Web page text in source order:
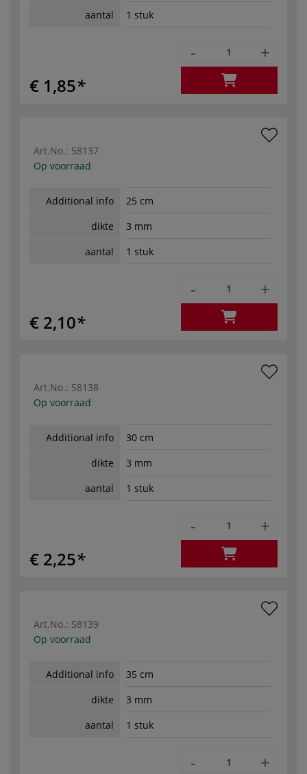
aantal 1 stuk
€ 1,85
- +
Art.No.: 58137
Op voorraad
Additional info
25 cm
dikte
3 mm
aantal
1 stuk
€ 2,10
- +
Art.No.: 58138
Op voorraad
Additional info
30 cm
dikte
3 mm
aantal
1 stuk
€ 2,25
- +
Art.No.: 58139
Op voorraad
Additional info
35 cm
dikte
3 mm
aantal
1 stuk
- +